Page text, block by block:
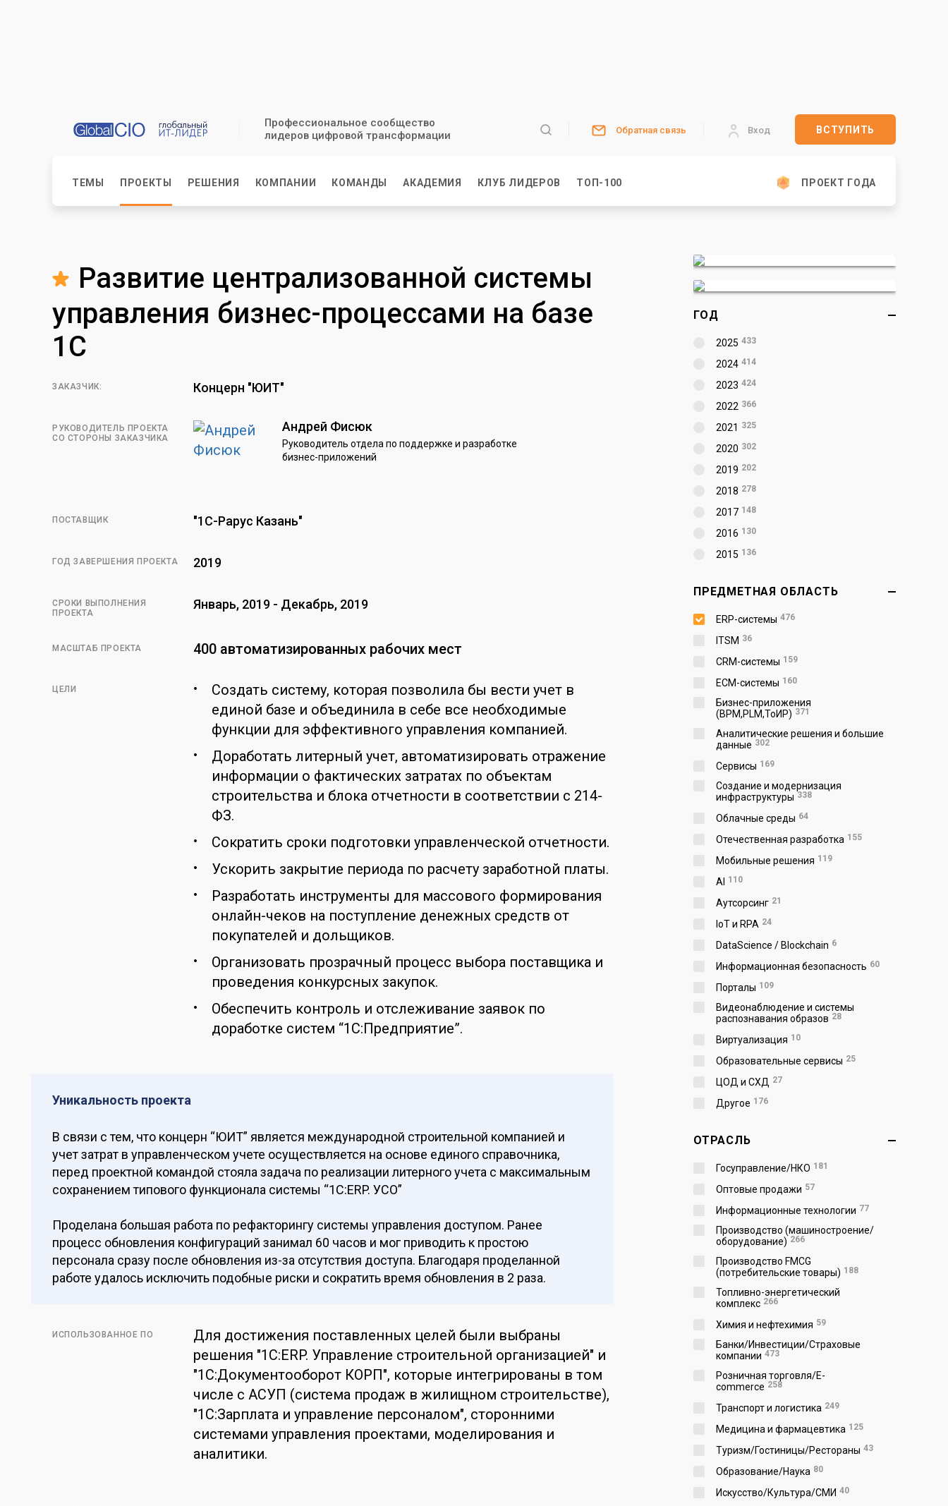
Профессиональное сообщество
лидеров цифровой трансформации
Обратная связь Вход ВСТУПИТЬ
ТЕМЫ ПРОЕКТЫ РЕШЕНИЯ КОМПАНИИ КОМАНДЫ АКАДЕМИЯ КЛУБ ЛИДЕРОВ ТОП-100 ПРОЕКТ ГОДА
Развитие централизованной системы
управления бизнес-процессами на базе
1С
ЗАКАЗЧИК: Концерн "ЮИТ"
РУКОВОДИТЕЛЬ ПРОЕКТА
СО СТОРОНЫ ЗАКАЗЧИКА
Андрей Фисюк
Руководитель отдела по поддержке и разработке
бизнес-приложений
ПОСТАВЩИК "1С-Рарус Казань"
ГОД ЗАВЕРШЕНИЯ ПРОЕКТА 2019
СРОКИ ВЫПОЛНЕНИЯ
ПРОЕКТА
Январь, 2019 - Декабрь, 2019
МАСШТАБ ПРОЕКТА 400 автоматизированных рабочих мест
ЦЕЛИ
Создать систему, которая позволила бы вести учет в
единой базе и объединила в себе все необходимые
функции для эффективного управления компанией.
Доработать литерный учет, автоматизировать отражение
информации о фактических затратах по объектам
строительства и блока отчетности в соответствии с 214-
ФЗ.
Сократить сроки подготовки управленческой отчетности.
Ускорить закрытие периода по расчету заработной платы.
Разработать инструменты для массового формирования
онлайн-чеков на поступление денежных средств от
покупателей и дольщиков.
Организовать прозрачный процесс выбора поставщика и
проведения конкурсных закупок.
Обеспечить контроль и отслеживание заявок по
доработке систем “1С:Предприятие”.
Уникальность проекта
В связи с тем, что концерн “ЮИТ” является международной строительной компанией и
учет затрат в управленческом учете осуществляется на основе единого справочника,
перед проектной командой стояла задача по реализации литерного учета с максимальным
сохранением типового функционала системы “1С:ERP. УСО”
Проделана большая работа по рефакторингу системы управления доступом. Ранее
процесс обновления конфигураций занимал 60 часов и мог приводить к простою
персонала сразу после обновления из-за отсутствия доступа. Благодаря проделанной
работе удалось исключить подобные риски и сократить время обновления в 2 раза.
ИСПОЛЬЗОВАННОЕ ПО
Для достижения поставленных целей были выбраны
решения "1С:ERP. Управление строительной организацией" и
"1С:Документооборот КОРП", которые интегрированы в том
числе с АСУП (система продаж в жилищном строительстве),
"1С:Зарплата и управление персоналом", сторонними
системами управления проектами, моделирования и
аналитики.
ГОД
2025 433
2024 414
2023 424
2022 366
2021 325
2020 302
2019 202
2018 278
2017 148
2016 130
2015 136
ПРЕДМЕТНАЯ ОБЛАСТЬ
ERP-системы 476
ITSM 36
CRM-системы 159
ECM-системы 160
Бизнес-приложения
(BPM,PLM,ToИР) 371
Аналитические решения и большие
данные 302
Сервисы 169
Создание и модернизация
инфраструктуры 338
Облачные среды 64
Отечественная разработка 155
Мобильные решения 119
AI 110
Аутсорсинг 21
IoT и RPA 24
DataScience / Blockchain 6
Информационная безопасность 60
Порталы 109
Видеонаблюдение и системы
распознавания образов 28
Виртуализация 10
Образовательные сервисы 25
ЦОД и СХД 27
Другое 176
ОТРАСЛЬ
Госуправление/НКО 181
Оптовые продажи 57
Информационные технологии 77
Производство (машиностроение/
оборудование) 266
Производство FMCG
(потребительские товары) 188
Топливно-энергетический
комплекс 266
Химия и нефтехимия 59
Банки/Инвестиции/Страховые
компании 473
Розничная торговля/E-
commerce 258
Транспорт и логистика 249
Медицина и фармацевтика 125
Туризм/Гостиницы/Рестораны 43
Образование/Наука 80
Искусство/Культура/СМИ 40